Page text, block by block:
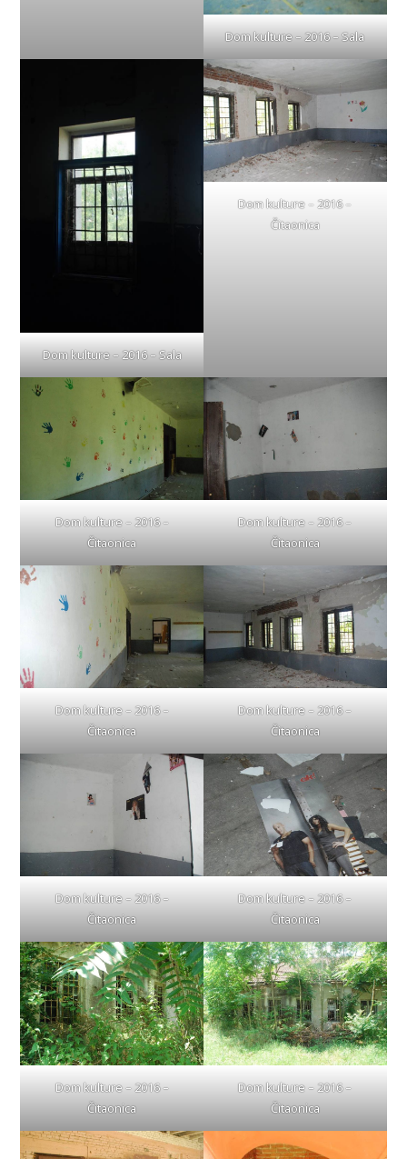
Dom kulture – 2016 – Sala
Dom kulture – 2016 – Sala
Dom kulture – 2016 –
Čitaonica
Dom kulture – 2016 –
Čitaonica
Dom kulture – 2016 –
Čitaonica
Dom kulture – 2016 –
Čitaonica
Dom kulture – 2016 –
Čitaonica
Dom kulture – 2016 –
Čitaonica
Dom kulture – 2016 –
Čitaonica
Dom kulture – 2016 –
Čitaonica
Dom kulture – 2016 –
Čitaonica